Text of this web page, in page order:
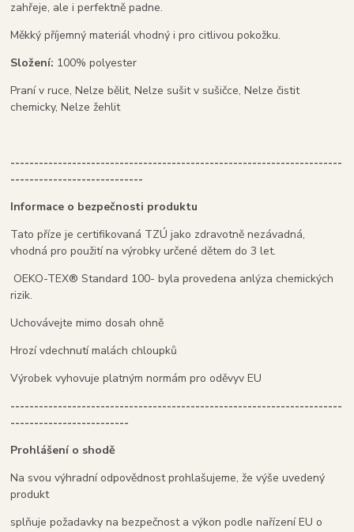
zahřeje, ale i perfektně padne.
Měkký příjemný materiál vhodný i pro citlivou pokožku.
Složení: 100% polyester
Praní v ruce, Nelze bělit, Nelze sušit v sušičce, Nelze čistit
chemicky, Nelze žehlit
----------------------------------------------------------------------
----------------------------
Informace o bezpečnosti produktu
Tato příze je certifikovaná TZÚ jako zdravotně nezávadná,
vhodná pro použití na výrobky určené dětem do 3 let.
OEKO-TEX® Standard 100- byla provedena anlýza chemických
rizik.
Uchovávejte mimo dosah ohně
Hrozí vdechnutí malách chloupků
Výrobek vyhovuje platným normám pro oděvyv EU
----------------------------------------------------------------------
-------------------------
Prohlášení o shodě
Na svou výhradní odpovědnost prohlašujeme, že výše uvedený
produkt
splňuje požadavky na bezpečnost a výkon podle nařízení EU o